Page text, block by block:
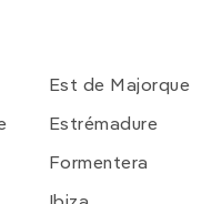
et les
Est de Majorque
Estrémadure
Formentera